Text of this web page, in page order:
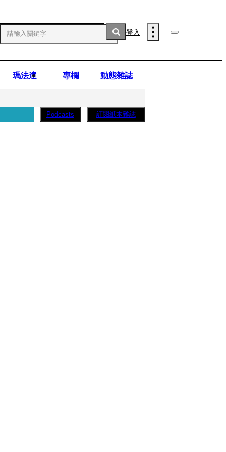
登入
瑪法達 專欄 動態雜誌
Podcasts 訂閱紙本雜誌